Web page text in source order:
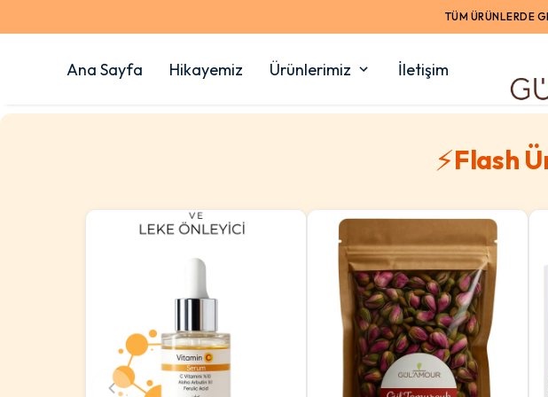
TÜM ÜRÜNLERDE
Ana Sayfa Hikayemiz Ürünlerimiz İletişim
⚡Flash